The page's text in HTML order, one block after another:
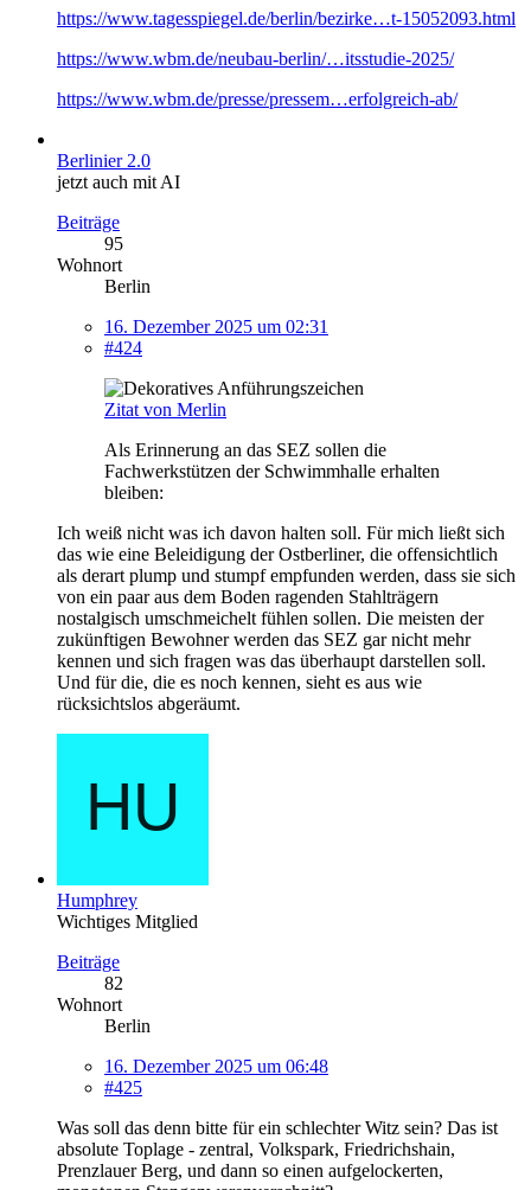
https://www.tagesspiegel.de/berlin/bezirke…t-15052093.html
https://www.wbm.de/neubau-berlin/…itsstudie-2025/
https://www.wbm.de/presse/pressem…erfolgreich-ab/
Berlinier 2.0
jetzt auch mit AI
Beiträge
95
Wohnort
Berlin
16. Dezember 2025 um 02:31
#424
Zitat von Merlin
Als Erinnerung an das SEZ sollen die
Fachwerkstützen der Schwimmhalle erhalten
bleiben:
Ich weiß nicht was ich davon halten soll. Für mich ließt sich
das wie eine Beleidigung der Ostberliner, die offensichtlich
als derart plump und stumpf empfunden werden, dass sie sich
von ein paar aus dem Boden ragenden Stahlträgern
nostalgisch umschmeichelt fühlen sollen. Die meisten der
zukünftigen Bewohner werden das SEZ gar nicht mehr
kennen und sich fragen was das überhaupt darstellen soll.
Und für die, die es noch kennen, sieht es aus wie
rücksichtslos abgeräumt.
Humphrey
Wichtiges Mitglied
Beiträge
82
Wohnort
Berlin
16. Dezember 2025 um 06:48
#425
Was soll das denn bitte für ein schlechter Witz sein? Das ist
absolute Toplage - zentral, Volkspark, Friedrichshain,
Prenzlauer Berg, und dann so einen aufgelockerten,